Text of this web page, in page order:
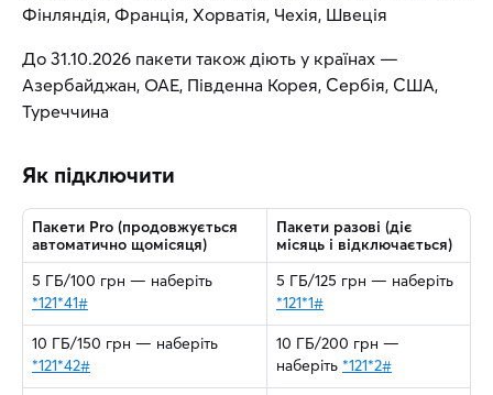
Фінляндія, Франція, Хорватія, Чехія, Швеція
До 31.10.2026 пакети також діють у країнах —
Азербайджан, ОАЕ, Південна Корея, Сербія, США,
Туреччина
Як підключити
Пакети Pro (продовжується
автоматично щомісяця)
Пакети разові (діє
місяць і відключається)
5 ГБ/100 грн — наберіть
*121*41#
5 ГБ/125 грн — наберіть
*121*1#
10 ГБ/150 грн — наберіть
*121*42#
10 ГБ/200 грн —
наберіть *121*2#